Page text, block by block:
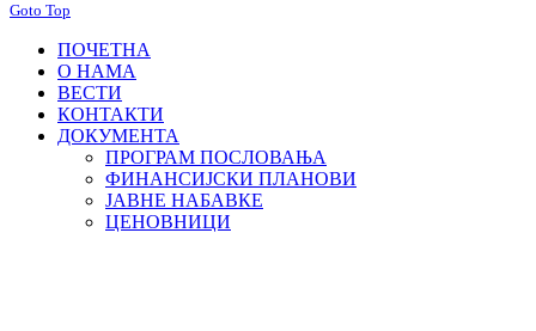
Goto Top
ПОЧЕТНА
О НАМА
ВЕСТИ
КОНТАКТИ
ДОКУМЕНТА
ПРОГРАМ ПОСЛОВАЊА
ФИНАНСИЈСКИ ПЛАНОВИ
ЈАВНЕ НАБАВКЕ
ЦЕНОВНИЦИ